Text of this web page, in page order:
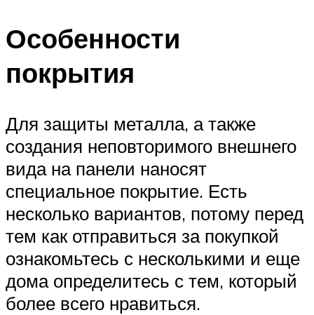
Особенности
покрытия
Для защиты металла, а также
создания неповторимого внешнего
вида на панели наносят
специальное покрытие. Есть
несколько вариантов, потому перед
тем как отправиться за покупкой
ознакомьтесь с несколькими и еще
дома определитесь с тем, который
более всего нравиться.